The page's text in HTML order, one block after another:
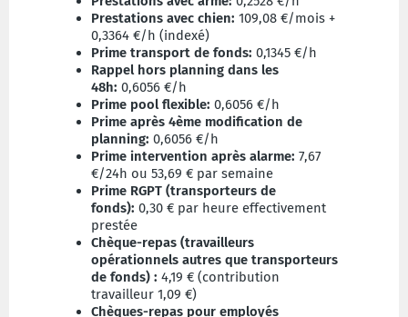
Prestations avec chien: 109,08 €/mois +
0,3364 €/h (indexé)
Prime transport de fonds: 0,1345 €/h
Rappel hors planning dans les
48h: 0,6056 €/h
Prime pool flexible: 0,6056 €/h
Prime après 4ème modification de
planning: 0,6056 €/h
Prime intervention après alarme: 7,67
€/24h ou 53,69 € par semaine
Prime RGPT (transporteurs de
fonds): 0,30 € par heure effectivement
prestée
Chèque-repas (travailleurs
opérationnels autres que transporteurs
de fonds) : 4,19 € (contribution
travailleur 1,09 €)
Chèques-repas pour employés